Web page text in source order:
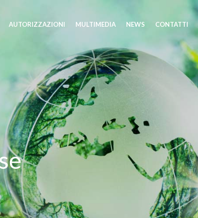
AUTORIZZAZIONI MULTIMEDIA NEWS CONTATTI